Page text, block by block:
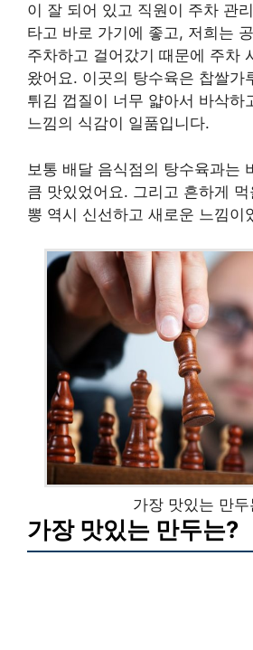
이 잘 되어 있고 직원이 주차 관
타고 바로 가기에 좋고, 저희는
주차하고 걸어갔기 때문에 주차
왔어요. 이곳의 탕수육은 찹쌀가
튀김 껍질이 너무 얇아서 바삭하
느낌의 식감이 일품입니다.
보통 배달 음식점의 탕수육과는
큼 맛있었어요. 그리고 흔하게
뽕 역시 신선하고 새로운 느낌이
가장 맛있는 만두
가장 맛있는 만두는?